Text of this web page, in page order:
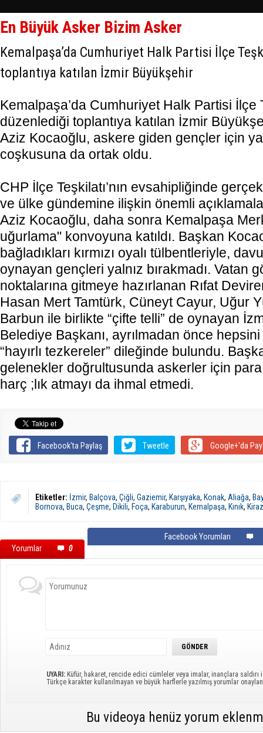
En Büyük Asker Bizim Asker
Kemalpaşa’da Cumhuriyet Halk Partisi İlçe
toplantıya katılan İzmir Büyükşehir
Kemalpaşa’da Cumhuriyet Halk Partisi İlçe
düzenlediği toplantıya katılan İzmir
Aziz Kocaoğlu, askere giden gençler için
coşkusuna da ortak oldu.
CHP İlçe Teşkilatı’nın evsahipliğinde
ve ülke gündemine ilişkin önemli
Aziz Kocaoğlu, daha sonra Kemalpaşa
uğurlama" konvoyuna katıldı. Başkan
bağladıkları kırmızı oyalı tülbentleriyle,
oynayan gençleri yalnız bırakmadı. Vatan
noktalarına gitmeye hazırlanan Rıfat
Hasan Mert Tamtürk, Cüneyt Cayur, Uğur
Barbun ile birlikte “çifte telli” de oynayan
Belediye Başkanı, ayrılmadan önce
“hayırlı tezkereler” dileğinde bulundu.
gelenekler doğrultusunda askerler için
harç ;lık atmayı da ihmal etmedi.
Facebook'ta Paylaş Tweetle Google+'da
Etiketler: İzmir, Balçova, Çiğli, Gaziemir, Karşıyaka, Konak, Aliağa,
Bornova, Buca, Çeşme, Dikili, Foça, Karaburun, Kemalpaşa, Kınık, Kiraz
Yorumlar 0
Facebook Yorumları
UYARI: Küfür, hakaret, rencide edici cümleler veya imalar, inançlara saldırı
Türkçe karakter kullanılmayan ve büyük harflerle yazılmış yorumlar
Bu videoya henüz yorum